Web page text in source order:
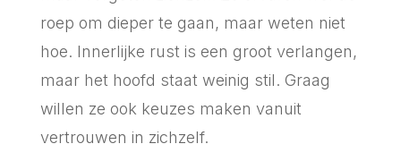
roep om dieper te gaan, maar weten niet
hoe. Innerlijke rust is een groot verlangen,
maar het hoofd staat weinig stil. Graag
willen ze ook keuzes maken vanuit
vertrouwen in zichzelf.